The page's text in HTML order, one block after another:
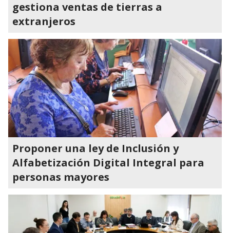
gestiona ventas de tierras a
extranjeros
Proponer una ley de Inclusión y
Alfabetización Digital Integral para
personas mayores